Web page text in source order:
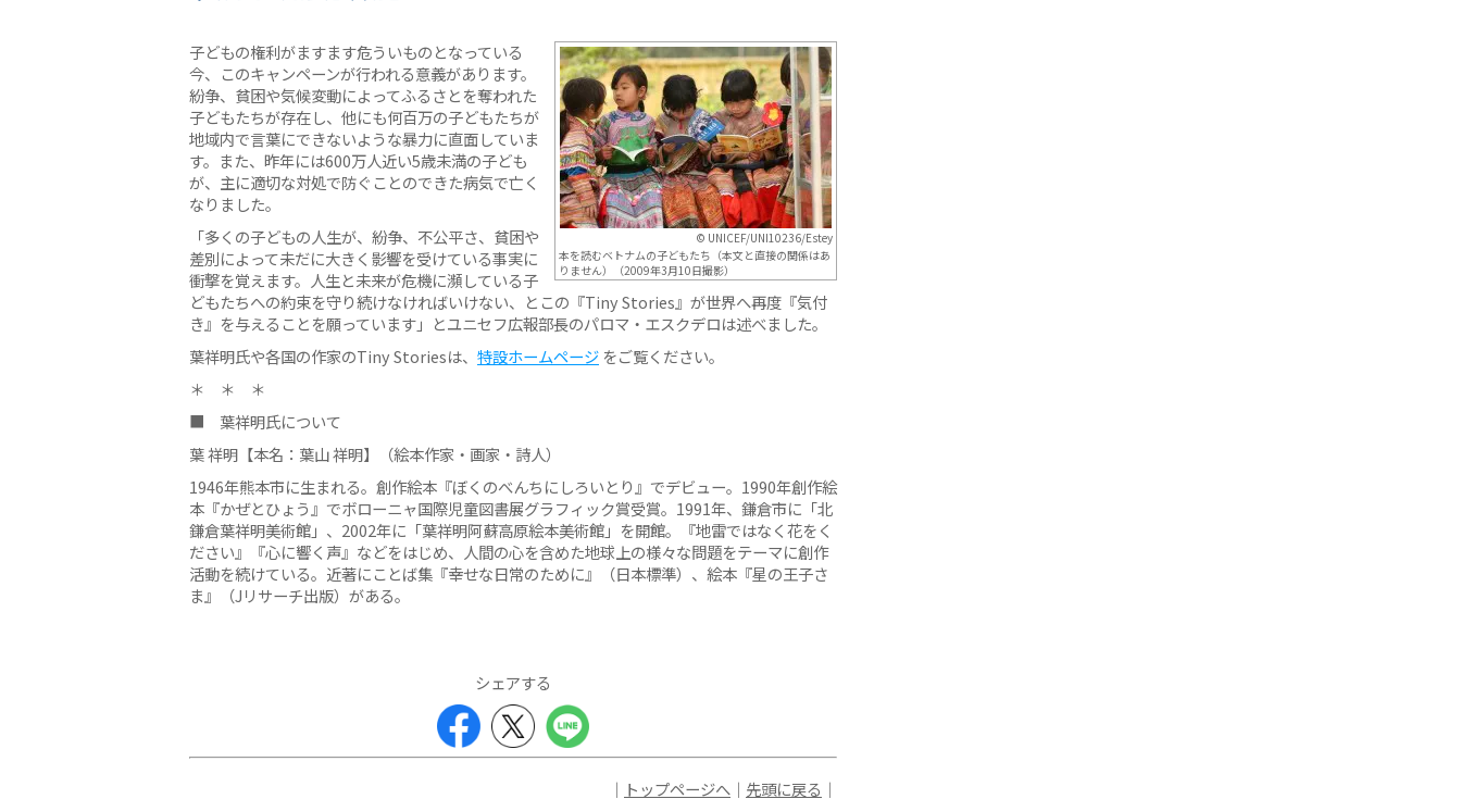
© UNICEF/UNI10236/Estey
本を読むベトナムの子どもたち（本文と直接の関係はあ
りません）（2009年3月10日撮影）
子どもの権利がますます危ういものとなっている
今、このキャンペーンが行われる意義があります。
紛争、貧困や気候変動によってふるさとを奪われた
子どもたちが存在し、他にも何百万の子どもたちが
地域内で言葉にできないような暴力に直面していま
す。また、昨年には600万人近い5歳未満の子ども
が、主に適切な対処で防ぐことのできた病気で亡く
なりました。
「多くの子どもの人生が、紛争、不公平さ、貧困や
差別によって未だに大きく影響を受けている事実に
衝撃を覚えます。人生と未来が危機に瀕している子
どもたちへの約束を守り続けなければいけない、とこの『Tiny Stories』が世界へ再度『気付
き』を与えることを願っています」とユニセフ広報部長のパロマ・エスクデロは述べました。
葉祥明氏や各国の作家のTiny Storiesは、 特設ホームページ をご覧ください。
＊ ＊ ＊
■ 葉祥明氏について
葉 祥明【本名：葉山 祥明】（絵本作家・画家・詩人）
1946年熊本市に生まれる。創作絵本『ぼくのべんちにしろいとり』でデビュー。1990年創作絵
本『かぜとひょう』でボローニャ国際児童図書展グラフィック賞受賞。1991年、鎌倉市に「北
鎌倉葉祥明美術館」、2002年に「葉祥明阿蘇高原絵本美術館」を開館。『地雷ではなく花をく
ださい』『心に響く声』などをはじめ、人間の心を含めた地球上の様々な問題をテーマに創作
活動を続けている。近著にことば集『幸せな日常のために』（日本標準）、絵本『星の王子さ
ま』（Jリサーチ出版）がある。
シェアする
｜ トップページへ ｜ 先頭に戻る ｜